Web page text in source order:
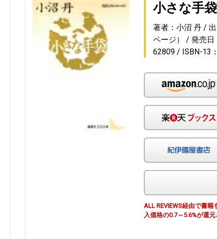
小さな手袋
著者：小沼 丹
ページ）
発売日
62809
ISBN-13
ALL REVIEWS経由で書
入価格の0.7～5.6%が還